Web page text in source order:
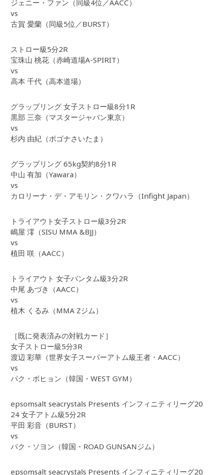
ジェニー・ファン（同級4位／AACC）
vs
古賀 愛蘭（同級5位／BURST）
ストロー級5分2R
宝珠山 桃花（赤崎道場A-SPIRIT）
vs
高本 千代（高本道場）
グラップリング 女子ストロー級8分1R
黒部 三奈（マスタージャパン東京）
vs
杉内 由紀（ポゴナさいたま）
グラップリング 65kg契約8分1R
中山 有加（Yawara）
vs
カロリーナ・デ・アモリン・クワハラ（Infight Japan）
トライアウト女子ストロー級3分2R
嶋屋 澪（SISU MMA &BJJ）
vs
植田 咲（AACC）
トライアウト 女子バンタム級3分2R
中尾 あづき（AACC）
vs
植木 くるみ（MMA Zジム）
［既に発表済みの対戦カード］
女子ストロー級5分3R
渡辺 彩華（世界女子スーパーアトム級王者・AACC）
vs
パク・ボヒョン（韓国・WEST GYM）
epsomsalt seacrystals Presents インフィニティリーグ20
24 女子アトム級5分2R
平田 彩音（BURST）
vs
パク・ソヨン（韓国・ROAD GUNSANジム）
epsomsalt seacrystals Presents インフィニティリーグ20